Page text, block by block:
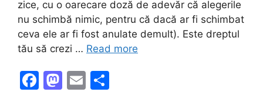
zice, cu o oarecare doză de adevăr că alegerile
nu schimbă nimic, pentru că dacă ar fi schimbat
ceva ele ar fi fost anulate demult). Este dreptul
tău să crezi … Read more
F
M E